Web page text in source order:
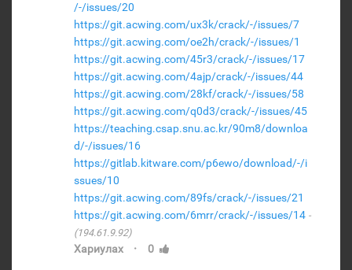
/-/issues/20
https://git.acwing.com/ux3k/crack/-/issues/7
https://git.acwing.com/oe2h/crack/-/issues/1
https://git.acwing.com/45r3/crack/-/issues/17
https://git.acwing.com/4ajp/crack/-/issues/44
https://git.acwing.com/28kf/crack/-/issues/58
https://git.acwing.com/q0d3/crack/-/issues/45
https://teaching.csap.snu.ac.kr/90m8/downloa
d/-/issues/16
https://gitlab.kitware.com/p6ewo/download/-/i
ssues/10
https://git.acwing.com/89fs/crack/-/issues/21
https://git.acwing.com/6mrr/crack/-/issues/14
(194.61.9.92)
Хариулах · 0